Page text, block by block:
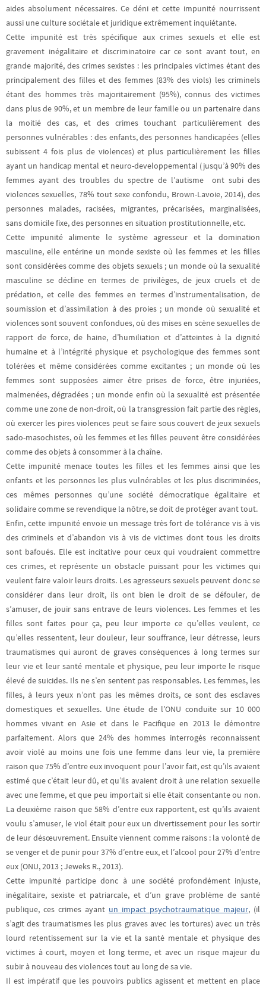
aides absolument nécessaires. Ce déni et cette impunité nourrissent
aussi une culture sociétale et juridique extrêmement inquiétante.
Cette impunité est très spécifique aux crimes sexuels et elle est
gravement inégalitaire et discriminatoire car ce sont avant tout, en
grande majorité, des crimes sexistes : les principales victimes étant des
principalement des filles et des femmes (83% des viols) les criminels
étant des hommes très majoritairement (95%), connus des victimes
dans plus de 90%, et un membre de leur famille ou un partenaire dans
la moitié des cas, et des crimes touchant particulièrement des
personnes vulnérables : des enfants, des personnes handicapées (elles
subissent 4 fois plus de violences) et plus particulièrement les filles
ayant un handicap mental et neuro-developpemental (jusqu’à 90% des
femmes ayant des troubles du spectre de l’autisme ont subi des
violences sexuelles, 78% tout sexe confondu, Brown-Lavoie, 2014), des
personnes malades, racisées, migrantes, précarisées, marginalisées,
sans domicile fixe, des personnes en situation prostitutionnelle, etc.
Cette impunité alimente le système agresseur et la domination
masculine, elle entérine un monde sexiste où les femmes et les filles
sont considérées comme des objets sexuels ; un monde où la sexualité
masculine se décline en termes de privilèges, de jeux cruels et de
prédation, et celle des femmes en termes d’instrumentalisation, de
soumission et d’assimilation à des proies ; un monde où sexualité et
violences sont souvent confondues, où des mises en scène sexuelles de
rapport de force, de haine, d’humiliation et d’atteintes à la dignité
humaine et à l’intégrité physique et psychologique des femmes sont
tolérées et même considérées comme excitantes ; un monde où les
femmes sont supposées aimer être prises de force, être injuriées,
malmenées, dégradées ; un monde enfin où la sexualité est présentée
comme une zone de non-droit, où la transgression fait partie des règles,
où exercer les pires violences peut se faire sous couvert de jeux sexuels
sado-masochistes, où les femmes et les filles peuvent être considérées
comme des objets à consommer à la chaîne.
Cette impunité menace toutes les filles et les femmes ainsi que les
enfants et les personnes les plus vulnérables et les plus discriminées,
ces mêmes personnes qu’une société démocratique égalitaire et
solidaire comme se revendique la nôtre, se doit de protéger avant tout.
Enfin, cette impunité envoie un message très fort de tolérance vis à vis
des criminels et d’abandon vis à vis de victimes dont tous les droits
sont bafoués. Elle est incitative pour ceux qui voudraient commettre
ces crimes, et représente un obstacle puissant pour les victimes qui
veulent faire valoir leurs droits. Les agresseurs sexuels peuvent donc se
considérer dans leur droit, ils ont bien le droit de se défouler, de
s’amuser, de jouir sans entrave de leurs violences. Les femmes et les
filles sont faites pour ça, peu leur importe ce qu’elles veulent, ce
qu’elles ressentent, leur douleur, leur souffrance, leur détresse, leurs
traumatismes qui auront de graves conséquences à long termes sur
leur vie et leur santé mentale et physique, peu leur importe le risque
élevé de suicides. Ils ne s’en sentent pas responsables. Les femmes, les
filles, à leurs yeux n’ont pas les mêmes droits, ce sont des esclaves
domestiques et sexuelles. Une étude de l’ONU conduite sur 10 000
hommes vivant en Asie et dans le Pacifique en 2013 le démontre
parfaitement. Alors que 24% des hommes interrogés reconnaissent
avoir violé au moins une fois une femme dans leur vie, la première
raison que 75% d’entre eux invoquent pour l’avoir fait, est qu’ils avaient
estimé que c’était leur dû, et qu’ils avaient droit à une relation sexuelle
avec une femme, et que peu importait si elle était consentante ou non.
La deuxième raison que 58% d’entre eux rapportent, est qu’ils avaient
voulu s’amuser, le viol était pour eux un divertissement pour les sortir
de leur désœuvrement. Ensuite viennent comme raisons : la volonté de
se venger et de punir pour 37% d’entre eux, et l’alcool pour 27% d’entre
eux (ONU, 2013 ; Jeweks R., 2013).
Cette impunité participe donc à une société profondément injuste,
inégalitaire, sexiste et patriarcale, et d’un grave problème de santé
publique, ces crimes ayant un impact psychotraumatique majeur, (il
s’agit des traumatismes les plus graves avec les tortures) avec un très
lourd retentissement sur la vie et la santé mentale et physique des
victimes à court, moyen et long terme, et avec un risque majeur du
subir à nouveau des violences tout au long de sa vie.
Il est impératif que les pouvoirs publics agissent et mettent en place